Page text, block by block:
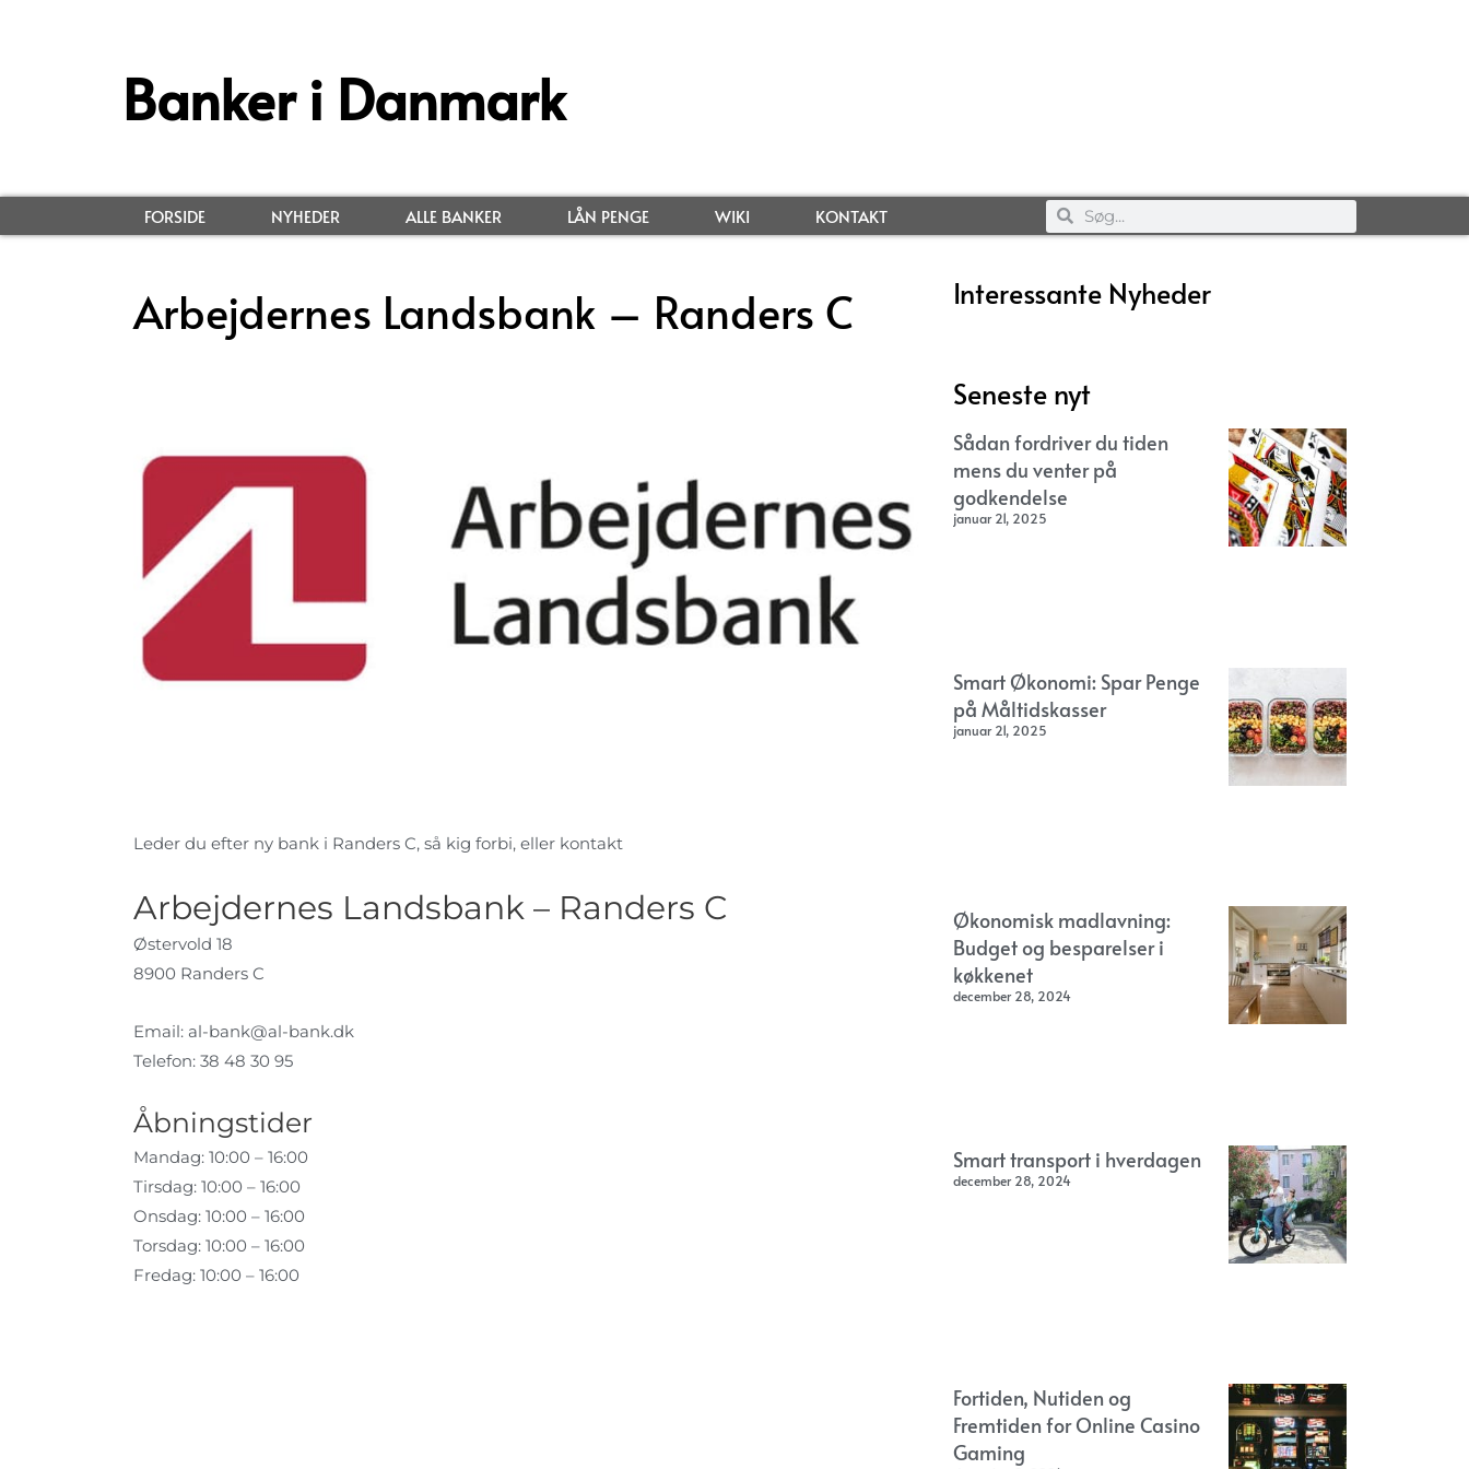
Banker i Danmark
FORSIDE NYHEDER ALLE BANKER LÅN PENGE WIKI KONTAKT
Arbejdernes Landsbank – Randers C
Leder du efter ny bank i Randers C, så kig forbi, eller kontakt
Arbejdernes Landsbank – Randers C
Østervold 18
8900 Randers C
Email: al-bank@al-bank.dk
Telefon: 38 48 30 95
Åbningstider
Mandag: 10:00 – 16:00
Tirsdag: 10:00 – 16:00
Onsdag: 10:00 – 16:00
Torsdag: 10:00 – 16:00
Fredag: 10:00 – 16:00
Interessante Nyheder
Seneste nyt
Sådan fordriver du tiden
mens du venter på
godkendelse
januar 21, 2025
Smart Økonomi: Spar Penge
på Måltidskasser
januar 21, 2025
Økonomisk madlavning:
Budget og besparelser i
køkkenet
december 28, 2024
Smart transport i hverdagen
december 28, 2024
Fortiden, Nutiden og
Fremtiden for Online Casino
Gaming